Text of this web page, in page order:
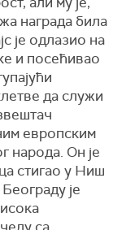
награда била
је одлазио на
и посећивао
да служи
европским
народа. Он је
стигао у Ниш
је